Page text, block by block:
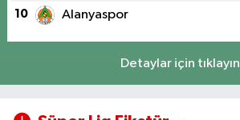
10 Alanyaspor
Detaylar için tıklayın